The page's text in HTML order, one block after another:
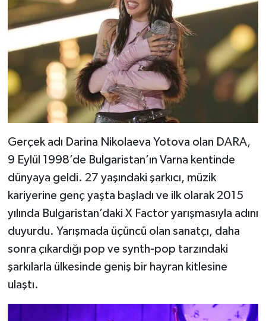
Gerçek adı Darina Nikolaeva Yotova olan DARA,
9 Eylül 1998’de Bulgaristan’ın Varna kentinde
dünyaya geldi. 27 yaşındaki şarkıcı, müzik
kariyerine genç yaşta başladı ve ilk olarak 2015
yılında Bulgaristan’daki X Factor yarışmasıyla adını
duyurdu. Yarışmada üçüncü olan sanatçı, daha
sonra çıkardığı pop ve synth-pop tarzındaki
şarkılarla ülkesinde geniş bir hayran kitlesine
ulaştı.